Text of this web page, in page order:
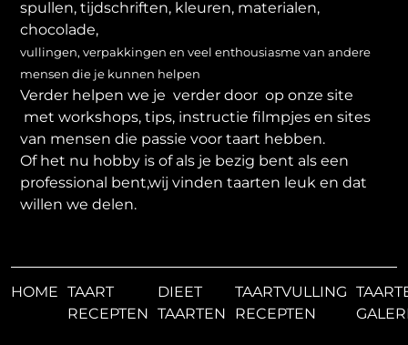
spullen, tijdschriften, kleuren, materialen,
chocolade,
vullingen, verpakkingen en veel enthousiasme van andere
mensen die je kunnen helpen
Verder helpen we je verder door op onze site
met workshops, tips, instructie filmpjes en sites
van mensen die passie voor taart hebben.
Of het nu hobby is of als je bezig bent als een
professional bent,wij vinden taarten leuk en dat
willen we delen.
HOME TAART
RECEPTEN
DIEET
TAARTEN
TAARTVULLING
RECEPTEN